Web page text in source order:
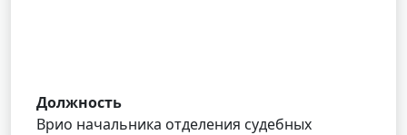
Должность
Врио начальника отделения судебных